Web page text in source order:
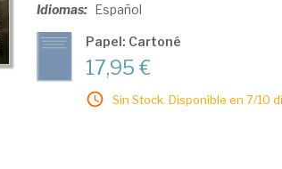
Idiomas: Español
Papel: Cartoné
17,95 €
Sin Stock. Disponible en 7/10